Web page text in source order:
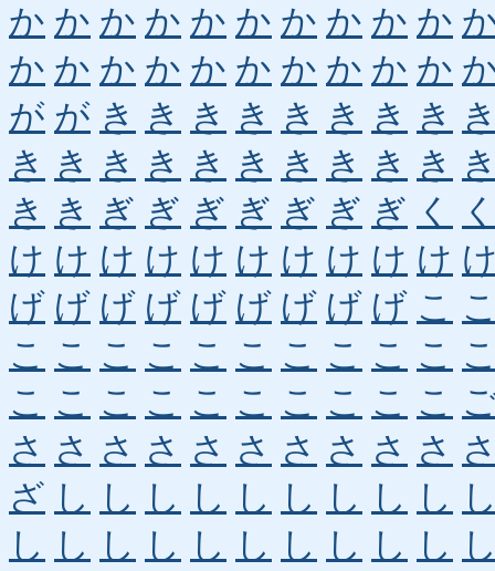
か か か か か か か か か か
か か か か か か か か か か
が が き き き き き き き き
き き き き き き き き き き
き き ぎ ぎ ぎ ぎ ぎ ぎ ぎ く
け け け け け け け け け け
げ げ げ げ げ げ げ げ げ こ
こ こ こ こ こ こ こ こ こ こ
こ こ こ こ こ こ こ こ こ こ
さ さ さ さ さ さ さ さ さ さ
ざ し し し し し し し し し
し し し し し し し し し し